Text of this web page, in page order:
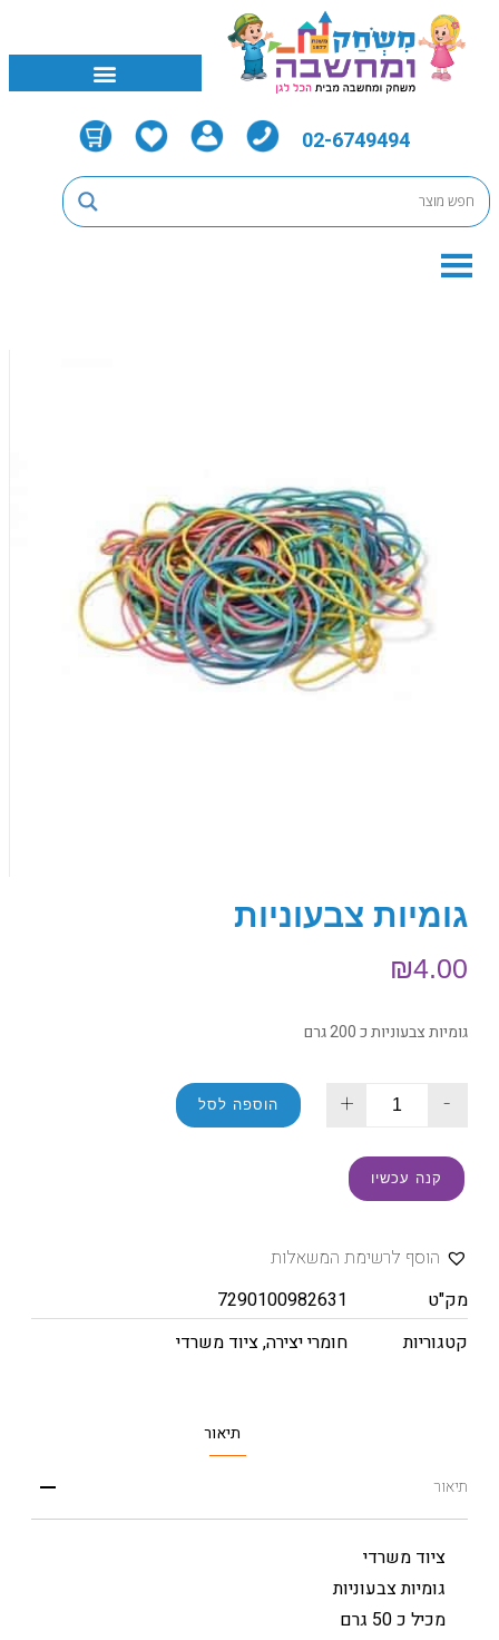
02-6749494
גומיות צבעוניות
₪4.00
גומיות צבעוניות כ 200 גרם
-
+ הוספה לסל
קנה עכשיו
הוסף לרשימת המשאלות
מק"ט
7290100982631
קטגוריות
חומרי יצירה,ציוד משרדי
תיאור
תיאור
ציוד משרדי
גומיות צבעוניות
מכיל כ 50 גרם